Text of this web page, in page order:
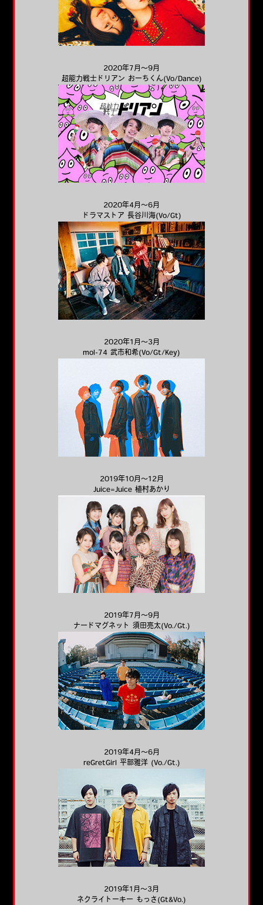
2020年7月～9月
超能力戦士ドリアン おーちくん(Vo/Dance)
2020年4月～6月
ドラマストア 長谷川海(Vo/Gt)
2020年1月～3月
mol-74 武市和希(Vo/Gt/Key)
2019年10月～12月
Juice=Juice 植村あかり
2019年7月～9月
ナードマグネット 須田亮太(Vo./Gt.)
2019年4月～6月
reGretGirl 平部雅洋 (Vo./Gt.)
2019年1月～3月
ネクライトーキー もっさ(Gt&Vo.)